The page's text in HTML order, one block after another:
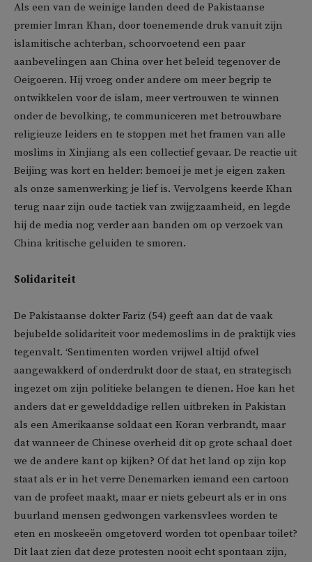
Als een van de weinige landen deed de Pakistaanse
premier Imran Khan, door toenemende druk vanuit zijn
islamitische achterban, schoorvoetend een paar
aanbevelingen aan China over het beleid tegenover de
Oeigoeren. Hij vroeg onder andere om meer begrip te
ontwikkelen voor de islam, meer vertrouwen te winnen
onder de bevolking, te communiceren met betrouwbare
religieuze leiders en te stoppen met het framen van alle
moslims in Xinjiang als een collectief gevaar. De reactie uit
Beijing was kort en helder: bemoei je met je eigen zaken
als onze samenwerking je lief is. Vervolgens keerde Khan
terug naar zijn oude tactiek van zwijgzaamheid, en legde
hij de media nog verder aan banden om op verzoek van
China kritische geluiden te smoren.
Solidariteit
De Pakistaanse dokter Fariz (54) geeft aan dat de vaak
bejubelde solidariteit voor medemoslims in de praktijk vies
tegenvalt. ‘Sentimenten worden vrijwel altijd ofwel
aangewakkerd of onderdrukt door de staat, en strategisch
ingezet om zijn politieke belangen te dienen. Hoe kan het
anders dat er gewelddadige rellen uitbreken in Pakistan
als een Amerikaanse soldaat een Koran verbrandt, maar
dat wanneer de Chinese overheid dit op grote schaal doet
we de andere kant op kijken? Of dat het land op zijn kop
staat als er in het verre Denemarken iemand een cartoon
van de profeet maakt, maar er niets gebeurt als er in ons
buurland mensen gedwongen varkensvlees worden te
eten en moskeeën omgetoverd worden tot openbaar toilet?
Dit laat zien dat deze protesten nooit echt spontaan zijn,